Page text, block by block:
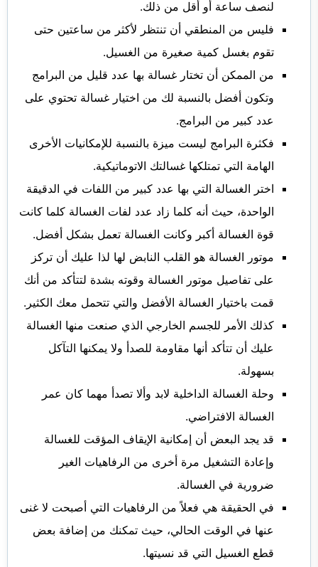
لنصف ساعة أو أقل من ذلك.
فليس من المنطقي أن تنتظر لأكثر من ساعتين حتى
تقوم بغسل كمية صغيرة من الغسيل.
من الممكن أن تختار غسالة بها عدد قليل من البرامج
وتكون أفضل بالنسبة لك من اختيار غسالة تحتوي على
عدد كبير من البرامج.
فكثرة البرامج ليست ميزة بالنسبة للإمكانيات الأخرى
الهامة التي تمتلكها غسالتك الاتوماتيكية.
اختر الغسالة التي بها عدد كبير من اللفات في الدقيقة
الواحدة، حيث أنه كلما زاد عدد لفات الغسالة كلما كانت
قوة الغسالة أكبر وكانت الغسالة تعمل بشكل أفضل.
موتور الغسالة هو القلب النابض لها لذا عليك أن تركز
على تفاصيل موتور الغسالة وقوته بشدة لتتأكد من أنك
قمت باختيار الغسالة الأفضل والتي تتحمل معك الكثير.
كذلك الأمر للجسم الخارجي الذي صنعت منها الغسالة
عليك أن تتأكد أنها مقاومة للصدأ ولا يمكنها التآكل
بسهولة.
وحلة الغسالة الداخلية لابد وألا تصدأ مهما كان عمر
الغسالة الافتراضي.
قد يجد البعض أن إمكانية الإيقاف المؤقت للغسالة
وإعادة التشغيل مرة أخرى من الرفاهيات الغير
ضرورية في الغسالة.
في الحقيقة هي فعلاً من الرفاهيات التي أصبحت لا غنى
عنها في الوقت الحالي، حيث تمكنك من إضافة بعض
قطع الغسيل التي قد نسيتها.